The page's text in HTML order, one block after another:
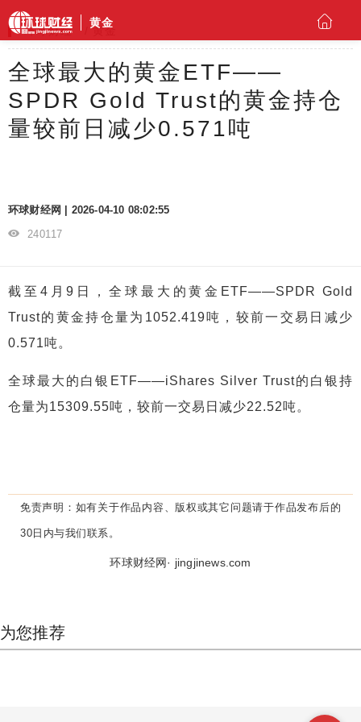
黄金
环球财经 黄金
全球最大的黄金ETF——
SPDR Gold Trust的黄金持仓
量较前日减少0.571吨
环球财经网 | 2026-04-10 08:02:55
240117
截至4月9日，全球最大的黄金ETF——SPDR Gold
Trust的黄金持仓量为1052.419吨，较前一交易日减少
0.571吨。
全球最大的白银ETF——iShares Silver Trust的白银持
仓量为15309.55吨，较前一交易日减少22.52吨。
免责声明： 如有关于作品内容、版权或其它问题请于作品发布后的
30日内与我们联系。
环球财经网· jingjinews.com
为您推荐